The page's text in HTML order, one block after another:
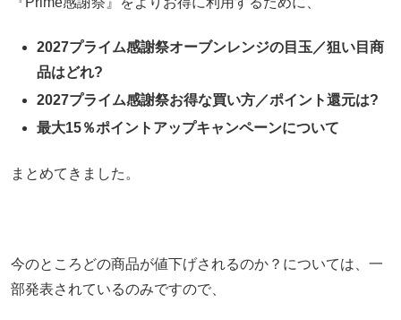
2027プライム感謝祭オーブンレンジの目玉／狙い目商
品はどれ?
2027プライム感謝祭お得な買い方／ポイント還元は?
最大15％ポイントアップキャンペーンについて
まとめてきました。
今のところどの商品が値下げされるのか？については、一
部発表されているのみですので、